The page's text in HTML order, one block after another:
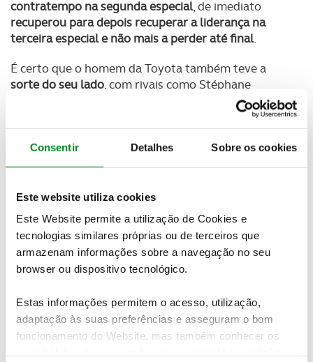
Consentir Detalhes Sobre os cookies
Este website utiliza cookies
Este Website permite a utilização de Cookies e
tecnologias similares próprias ou de terceiros que
armazenam informações sobre a navegação no seu
browser ou dispositivo tecnológico.
Estas informações permitem o acesso, utilização,
adaptação às suas preferências e asseguram o bom
funcionamento do Website, mas também conhecer os
contratempo na segunda especial, de imediato
recuperou para depois recuperar a liderança na
terceira especial e não mais a perder até final.
É certo que o homem da Toyota também teve a
sorte do seu lado, com rivais como Stéphane
Peterhansel, Sébastien Loeb, Nani Roma e Carlos
penalizadores e a ficarem arredados da luta pelo
triunfo ainda cedo.
especialacabou por ficar mesmo a cargo do
se conseguiu encontrar neste Dakar, de tal forma
que só ao cair do pano é que Sainz logrou um
triunfo em especiais.
francês, que se despediu da Peugeot hoje e está já a
preparar-se para o regresso ao WRC no Monte
Carlo com a Hyundai, voltou a rodar com ritmo
muito forte. Não fossem os problemas que teve, e o